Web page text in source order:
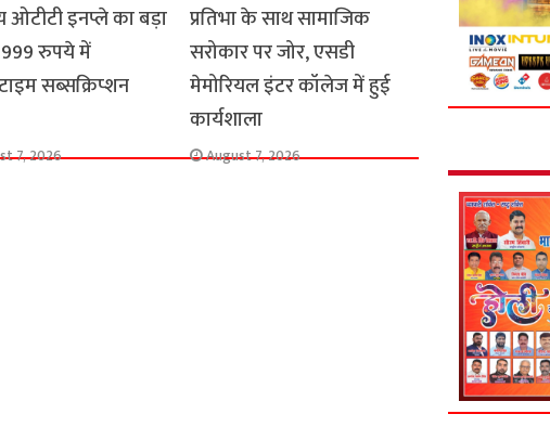
ओटीटी इनप्ले का बड़ा
रुपये में
सब्सक्रिप्शन
7, 2026
प्रतिभा के साथ सामाजिक
सरोकार पर जोर, एसडी
मेमोरियल इंटर कॉलेज में हुई
कार्यशाला
August 7, 2026